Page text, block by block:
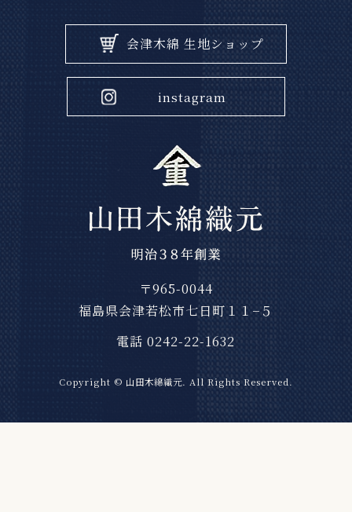
会津木綿 生地ショップ
instagram
〒965-0044
福島県会津若松市七日町１１−５
電話 0242-22-1632
Copyright © 山田木綿織元. All Rights Reserved.